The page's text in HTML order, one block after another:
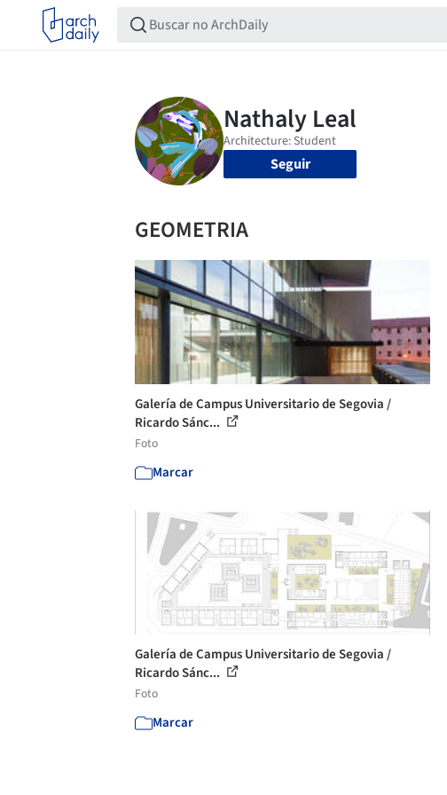
Seguir
GEOMETRIA
Galería de Campus Universitario de Segovia /
Ricardo Sánc...
Foto
Marcar
Galería de Campus Universitario de Segovia /
Ricardo Sánc...
Foto
Marcar